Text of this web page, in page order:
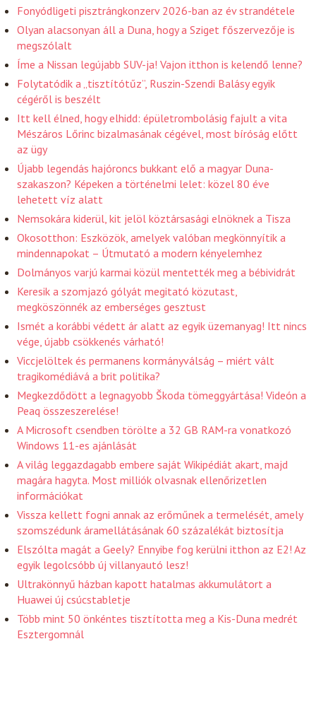
Fonyódligeti pisztrángkonzerv 2026-ban az év strandétele
Olyan alacsonyan áll a Duna, hogy a Sziget főszervezője is
megszólalt
Íme a Nissan legújabb SUV-ja! Vajon itthon is kelendő lenne?
Folytatódik a „tisztítótűz”, Ruszin-Szendi Balásy egyik
cégéről is beszélt
Itt kell élned, hogy elhidd: épületrombolásig fajult a vita
Mészáros Lőrinc bizalmasának cégével, most bíróság előtt
az ügy
Újabb legendás hajóroncs bukkant elő a magyar Duna-
szakaszon? Képeken a történelmi lelet: közel 80 éve
lehetett víz alatt
Nemsokára kiderül, kit jelöl köztársasági elnöknek a Tisza
Okosotthon: Eszközök, amelyek valóban megkönnyítik a
mindennapokat – Útmutató a modern kényelemhez
Dolmányos varjú karmai közül mentették meg a bébividrát
Keresik a szomjazó gólyát megitató közutast,
megköszönnék az emberséges gesztust
Ismét a korábbi védett ár alatt az egyik üzemanyag! Itt nincs
vége, újabb csökkenés várható!
Viccjelöltek és permanens kormányválság – miért vált
tragikomédiává a brit politika?
Megkezdődött a legnagyobb Škoda tömeggyártása! Videón a
Peaq összeszerelése!
A Microsoft csendben törölte a 32 GB RAM-ra vonatkozó
Windows 11-es ajánlását
A világ leggazdagabb embere saját Wikipédiát akart, majd
magára hagyta. Most milliók olvasnak ellenőrizetlen
információkat
Vissza kellett fogni annak az erőműnek a termelését, amely
szomszédunk áramellátásának 60 százalékát biztosítja
Elszólta magát a Geely? Ennyibe fog kerülni itthon az E2! Az
egyik legolcsóbb új villanyautó lesz!
Ultrakönnyű házban kapott hatalmas akkumulátort a
Huawei új csúcstabletje
Több mint 50 önkéntes tisztította meg a Kis-Duna medrét
Esztergomnál